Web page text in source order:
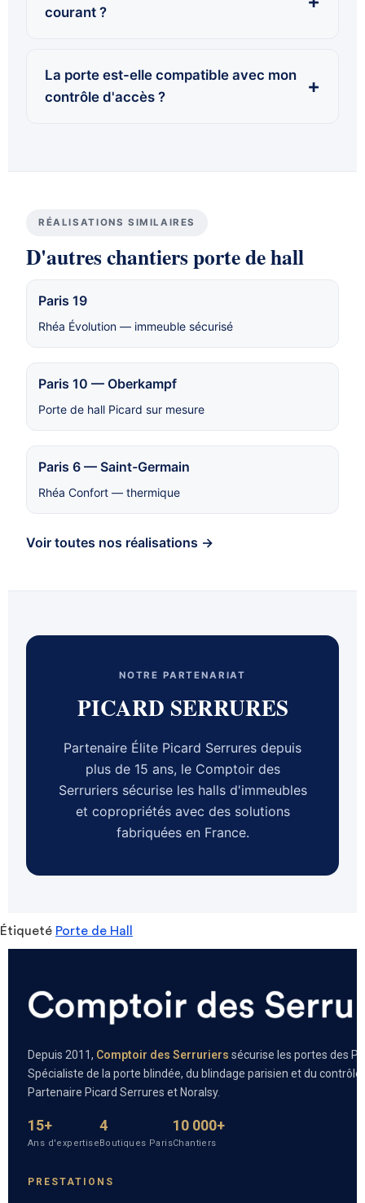
courant ?
La porte est-elle compatible avec mon
contrôle d'accès ?
RÉALISATIONS SIMILAIRES
D'autres chantiers porte de hall
Paris 19
Rhéa Évolution — immeuble sécurisé
Paris 10 — Oberkampf
Porte de hall Picard sur mesure
Paris 6 — Saint-Germain
Rhéa Confort — thermique
Voir toutes nos réalisations →
NOTRE PARTENARIAT
PICARD SERRURES
Partenaire Élite Picard Serrures depuis
plus de 15 ans, le Comptoir des
Serruriers sécurise les halls d'immeubles
et copropriétés avec des solutions
fabriquées en France.
Étiqueté Porte de Hall
Depuis 2011, Comptoir des Serruriers sécurise les portes des
Spécialiste de la porte blindée, du blindage parisien et du contrôle
Partenaire Picard Serrures et Noralsy.
15+
Ans d'expertise
4
Boutiques Paris
10 000+
Chantiers
PRESTATIONS